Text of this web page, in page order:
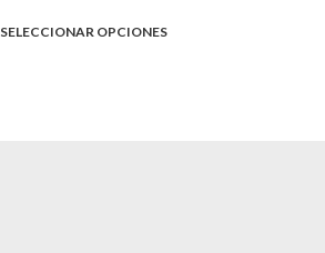
SELECCIONAR OPCIONES